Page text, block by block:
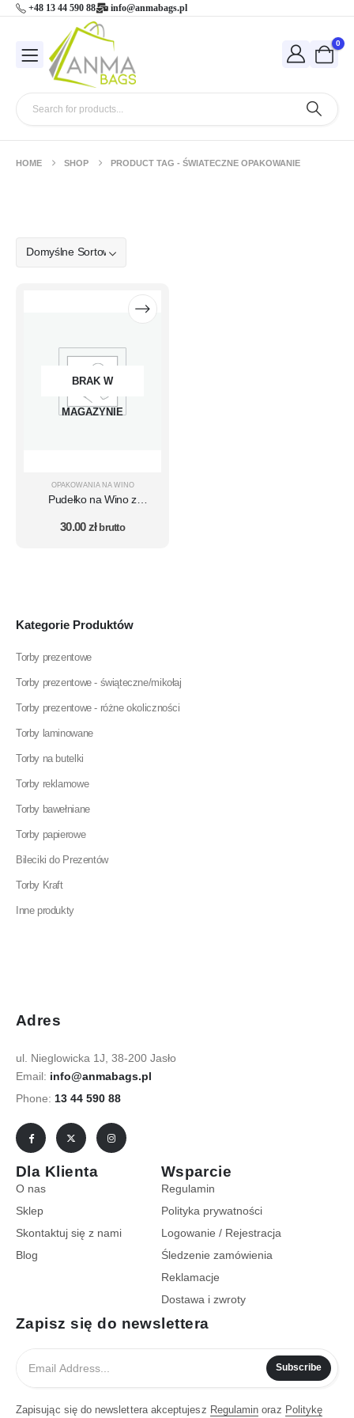
+48 13 44 590 88 info@anmabags.pl
0
HOME SHOP PRODUCT TAG - ŚWIATECZNE OPAKOWANIE
BRAK W
MAGAZYNIE
OPAKOWANIA NA WINO
Pudełko na Wino z
OPAKOWANIE Prezent
30.00zł brutto
Kategorie Produktów
Torby prezentowe
Torby prezentowe - świąteczne/mikołaj
Torby prezentowe - różne okoliczności
Torby laminowane
Torby na butelki
Torby reklamowe
Torby bawełniane
Torby papierowe
Bileciki do Prezentów
Torby Kraft
Inne produkty
Adres
ul. Nieglowicka 1J, 38-200 Jasło
Email: info@anmabags.pl
Phone: 13 44 590 88
Dla Klienta
O nas
Sklep
Skontaktuj się z nami
Blog
Wsparcie
Regulamin
Polityka prywatności
Logowanie / Rejestracja
Śledzenie zamówienia
Reklamacje
Dostawa i zwroty
Zapisz się do newslettera
Subscribe
Zapisując się do newslettera akceptujesz Regulamin oraz Politykę